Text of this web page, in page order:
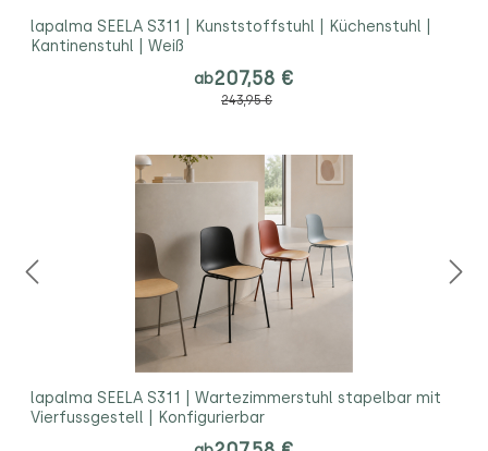
lapalma SEELA S311 | Kunststoffstuhl | Küchenstuhl |
Kantinenstuhl | Weiß
ab207,58 €
243,95 €
lapalma SEELA S311 | Wartezimmerstuhl stapelbar mit
Vierfussgestell | Konfigurierbar